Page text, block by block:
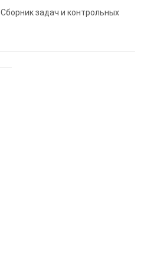
Сборник задач и контрольных